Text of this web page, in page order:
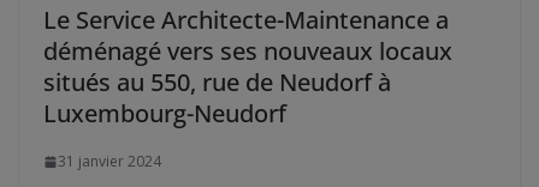
Le Service Architecte-Maintenance a
déménagé vers ses nouveaux locaux
situés au 550, rue de Neudorf à
Luxembourg-Neudorf
31 janvier 2024